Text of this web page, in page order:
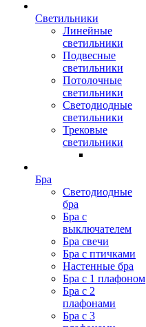
Светильники
Линейные
светильники
Подвесные
светильники
Потолочные
светильники
Светодиодные
светильники
Трековые
светильники
Бра
Светодиодные
бра
Бра с
выключателем
Бра свечи
Бра с птичками
Настенные бра
Бра с 1 плафоном
Бра с 2
плафонами
Бра с 3